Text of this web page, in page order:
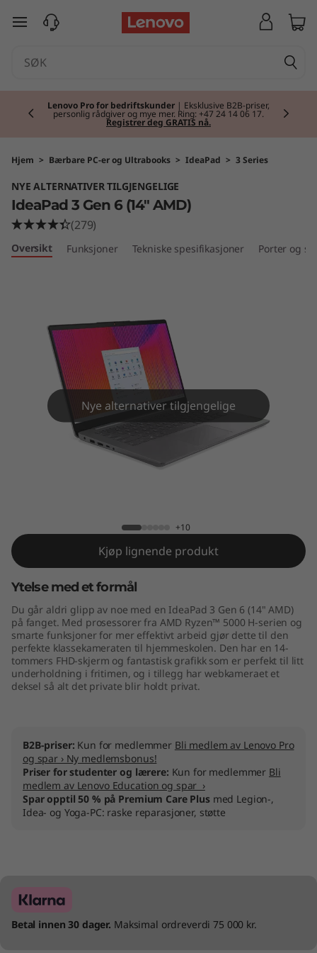
a
d
3
G
M
D
gå til hovedinnhold
Lenovo Pro for bedriftskunder | Eksklusive B2B-priser,
personlig rådgiver og mye mer. Ring: +47 24 14 06 17.
Registrer deg GRATIS nå.
Hjem > Bærbare PC-er og Ultrabooks > IdeaPad > 3 Series
NYE ALTERNATIVER TILGJENGELIGE
IdeaPad 3 Gen 6 (14" AMD)
(279)
Oversikt Funksjoner Tekniske spesifikasjoner Porter og
Nye alternativer tilgjengelige
+10
Kjøp lignende produkt
Ytelse med et formål
Du går aldri glipp av noe med en IdeaPad 3 Gen 6 (14" AMD)
på fanget. Med prosessorer fra AMD Ryzen™ 5000 H-serien og
smarte funksjoner for mer effektivt arbeid gjør dette til den
perfekte klassekameraten til hjemmeskolen. Den har en 14-
tommers FHD-skjerm og fantastisk grafikk som er perfekt til litt
underholdning i fritimen, og i tillegg har webkameraet et
deksel så alt det private blir holdt privat.
B2B-priser: Kun for medlemmer Bli medlem av Lenovo Pro
og spar › Ny medlemsbonus!
Priser for studenter og lærere: Kun for medlemmer Bli
medlem av Lenovo Education og spar ›
Spar opptil 50 % på Premium Care Plusmed Legion-,
Idea- og Yoga-PC: raske reparasjoner, støtte
Betal innen 30 dager. Maksimal ordreverdi 75 000 kr.